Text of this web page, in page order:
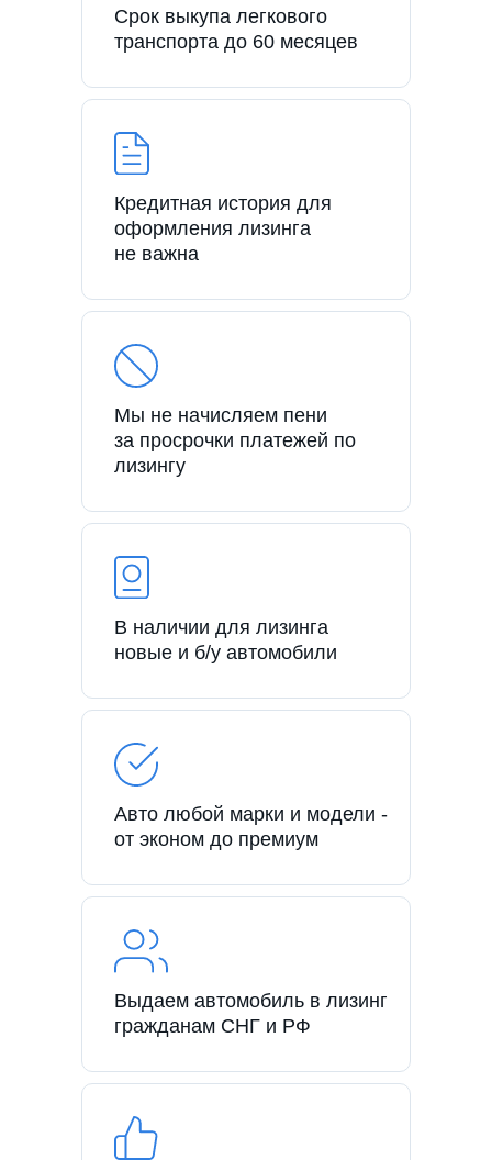
Срок выкупа легкового
транспорта до 60 месяцев
Кредитная история для
оформления лизинга
не важна
Мы не начисляем пени
за просрочки платежей по
лизингу
В наличии для лизинга
новые и б/у автомобили
Авто любой марки и модели -
от эконом до премиум
Выдаем автомобиль в лизинг
гражданам СНГ и РФ